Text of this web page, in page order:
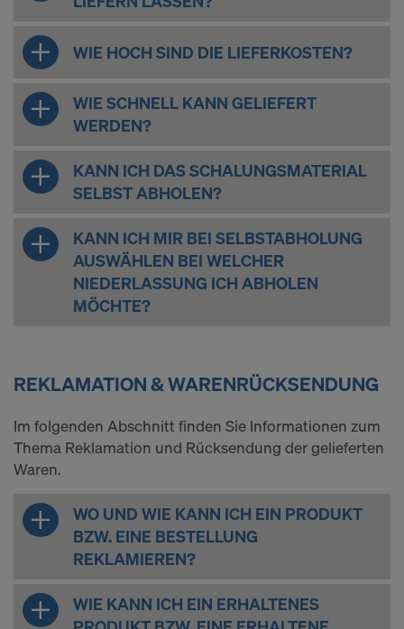
WIE HOCH SIND DIE LIEFERKOSTEN?
WIE SCHNELL KANN GELIEFERT
WERDEN?
KANN ICH DAS SCHALUNGSMATERIAL
SELBST ABHOLEN?
KANN ICH MIR BEI SELBSTABHOLUNG
AUSWÄHLEN BEI WELCHER
NIEDERLASSUNG ICH ABHOLEN
MÖCHTE?
REKLAMATION & WARENRÜCKSENDUNG
Im folgenden Abschnitt finden Sie Informationen zum
Thema Reklamation und Rücksendung der gelieferten
Waren.
WO UND WIE KANN ICH EIN PRODUKT
BZW. EINE BESTELLUNG
REKLAMIEREN?
WIE KANN ICH EIN ERHALTENES